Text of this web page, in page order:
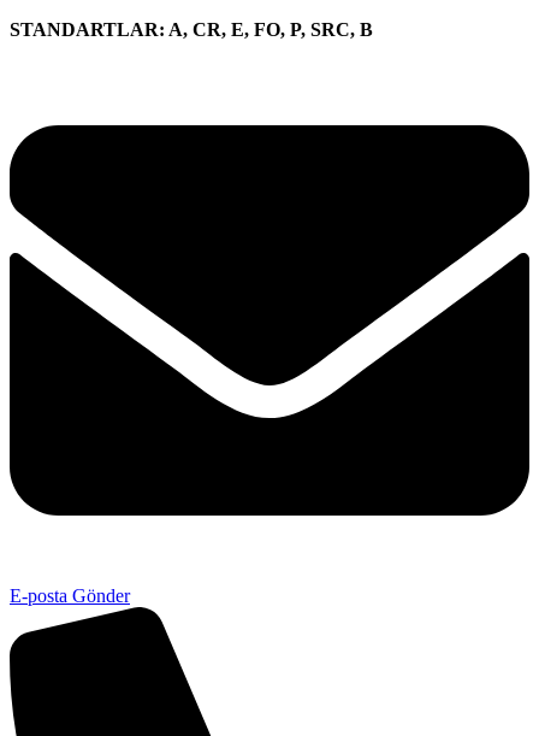
STANDARTLAR: A, CR, E, FO, P, SRC, B
E-posta Gönder